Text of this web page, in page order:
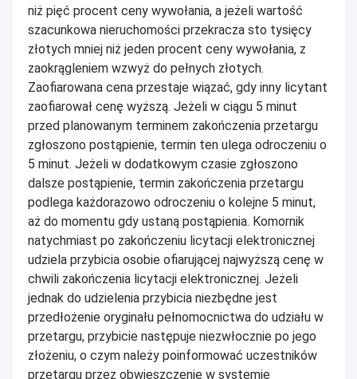
niż pięć procent ceny wywołania, a jeżeli wartość
szacunkowa nieruchomości przekracza sto tysięcy
złotych mniej niż jeden procent ceny wywołania, z
zaokrągleniem wzwyż do pełnych złotych.
Zaofiarowana cena przestaje wiązać, gdy inny licytant
zaofiarował cenę wyższą. Jeżeli w ciągu 5 minut
przed planowanym terminem zakończenia przetargu
zgłoszono postąpienie, termin ten ulega odroczeniu o
5 minut. Jeżeli w dodatkowym czasie zgłoszono
dalsze postąpienie, termin zakończenia przetargu
podlega każdorazowo odroczeniu o kolejne 5 minut,
aż do momentu gdy ustaną postąpienia. Komornik
natychmiast po zakończeniu licytacji elektronicznej
udziela przybicia osobie ofiarującej najwyższą cenę w
chwili zakończenia licytacji elektronicznej. Jeżeli
jednak do udzielenia przybicia niezbędne jest
przedłożenie oryginału pełnomocnictwa do udziału w
przetargu, przybicie następuje niezwłocznie po jego
złożeniu, o czym należy poinformować uczestników
przetargu przez obwieszczenie w systemie